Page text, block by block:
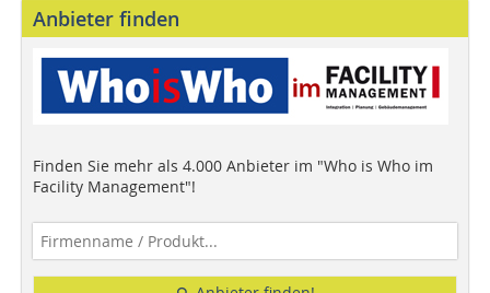
Anbieter finden
Finden Sie mehr als 4.000 Anbieter im "Who is Who im
Facility Management"!